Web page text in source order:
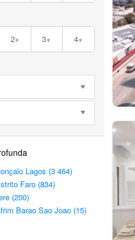
2+ 3+ 4+
Lagos (3 464)
Faro (834)
(200)
Barao Sao Joao (15)